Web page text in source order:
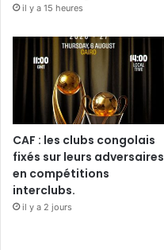
il y a 15 heures
CAF : les clubs congolais
fixés sur leurs adversaires
en compétitions
interclubs.
il y a 2 jours